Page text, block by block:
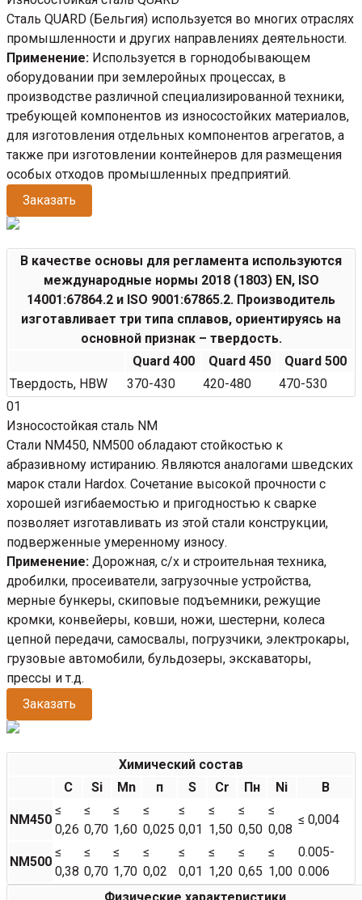
Сталь QUARD (Бельгия) используется во многих отраслях
промышленности и других направлениях деятельности.
Применение: Используется в горнодобывающем
оборудовании при землеройных процессах, в
производстве различной специализированной техники,
требующей компонентов из износостойких материалов,
для изготовления отдельных компонентов агрегатов, а
также при изготовлении контейнеров для размещения
особых отходов промышленных предприятий.
Заказать
В качестве основы для регламента используются
международные нормы 2018 (1803) EN, ISO
14001:67864.2 и ISO 9001:67865.2. Производитель
изготавливает три типа сплавов, ориентируясь на
основной признак – твердость.
Quard 400
Quard 450
Quard 500
Твердость, HBW
370-430 420-480
470-530
01
Износостойкая сталь NM
Стали NM450, NM500 обладают стойкостью к
абразивному истиранию. Являются аналогами шведских
марок стали Hardox. Сочетание высокой прочности с
хорошей изгибаемостью и пригодностью к сварке
позволяет изготавливать из этой стали конструкции,
подверженные умеренному износу.
Применение: Дорожная, с/х и строительная техника,
дробилки, просеиватели, загрузочные устройства,
мерные бункеры, скиповые подъемники, режущие
кромки, конвейеры, ковши, ножи, шестерни, колеса
цепной передачи, самосвалы, погрузчики, электрокары,
грузовые автомобили, бульдозеры, экскаваторы,
прессы и т.д.
Заказать
Химический состав
C
Si Mn п S Cr Пн Ni B
NM450
≤
0,26
≤
0,70
≤
1,60
≤
0,025
≤
0,01
≤
1,50
≤
0,50
≤
0,08
≤ 0,004
NM500
≤
0,38
≤
0,70
≤
1,70
≤
0,02
≤
0,01
≤
1,20
≤
0,65
≤
1,00
0.005-
0.006